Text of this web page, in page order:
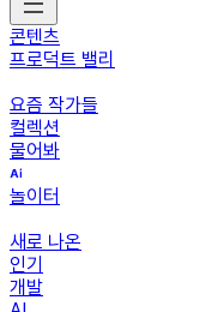
콘텐츠
프로덕트 밸리
요즘 작가들
컬렉션
물어봐
놀이터
새로 나온
인기
개발